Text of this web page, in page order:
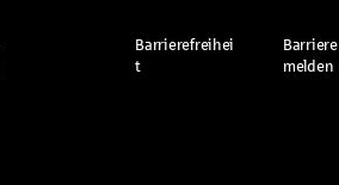
Barrierefreihei
t
Barriere
melden